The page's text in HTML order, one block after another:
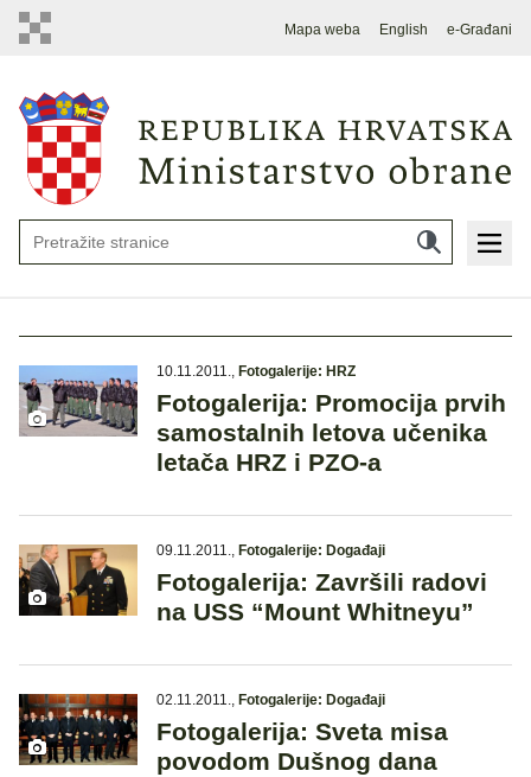
Mapa weba English e-Građani
10.11.2011., Fotogalerije: HRZ
Fotogalerija: Promocija prvih
samostalnih letova učenika
letača HRZ i PZO-a
09.11.2011., Fotogalerije: Događaji
Fotogalerija: Završili radovi
na USS “Mount Whitneyu”
02.11.2011., Fotogalerije: Događaji
Fotogalerija: Sveta misa
povodom Dušnog dana